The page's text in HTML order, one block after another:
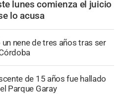
lunes comienza el juicio
lo acusa
nene de tres años tras ser
de 15 años fue hallado
Parque Garay